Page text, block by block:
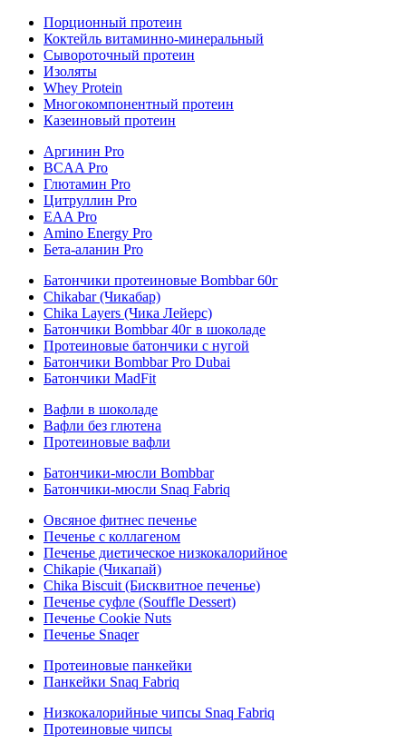
Порционный протеин
Коктейль витаминно-минеральный
Сывороточный протеин
Изоляты
Whey Protein
Многокомпонентный протеин
Казеиновый протеин
Аргинин Pro
BCAA Pro
Глютамин Pro
Цитруллин Pro
EAA Pro
Amino Energy Pro
Бета-аланин Pro
Батончики протеиновые Bombbar 60г
Chikabar (Чикабар)
Chika Layers (Чика Лейерс)
Батончики Bombbar 40г в шоколаде
Протеиновые батончики с нугой
Батончики Bombbar Pro Dubai
Батончики MadFit
Вафли в шоколаде
Вафли без глютена
Протеиновые вафли
Батончики-мюсли Bombbar
Батончики-мюсли Snaq Fabriq
Овсяное фитнес печенье
Печенье с коллагеном
Печенье диетическое низкокалорийное
Chikapie (Чикапай)
Chika Biscuit (Бисквитное печенье)
Печенье суфле (Souffle Dessert)
Печенье Cookie Nuts
Печенье Snaqer
Протеиновые панкейки
Панкейки Snaq Fabriq
Низкокалорийные чипсы Snaq Fabriq
Протеиновые чипсы